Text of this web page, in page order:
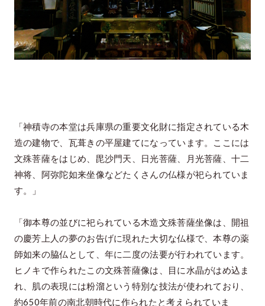
「神積寺の本堂は兵庫県の重要文化財に指定されている木
造の建物で、瓦葺きの平屋建てになっています。ここには
文殊菩薩をはじめ、毘沙門天、日光菩薩、月光菩薩、十二
神将、阿弥陀如来坐像などたくさんの仏様が祀られていま
す。」
「御本尊の並びに祀られている木造文殊菩薩坐像は、開祖
の慶芳上人の夢のお告げに現れた大切な仏様で、本尊の薬
師如来の脇仏として、年に二度の法要が行われています。
ヒノキで作られたこの文殊菩薩像は、目に水晶がはめ込ま
れ、肌の表現には粉溜という特別な技法が使われており、
約650年前の南北朝時代に作られたと考えられていま